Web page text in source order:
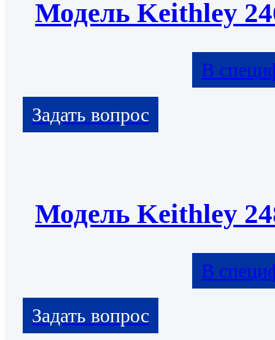
Модель Keithley
В
Модель Keithley
В